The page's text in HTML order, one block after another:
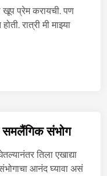
खूप प्रेम करायची. पण
रात्री मी माझ्या
समलैंगिक संभोग
तिला एखाद्या
आनंद घ्यावा असं